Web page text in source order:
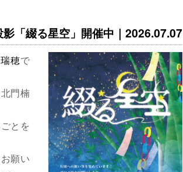
影「綴る星空」開催中｜2026.07.07
穂で
門楠
とを
願い